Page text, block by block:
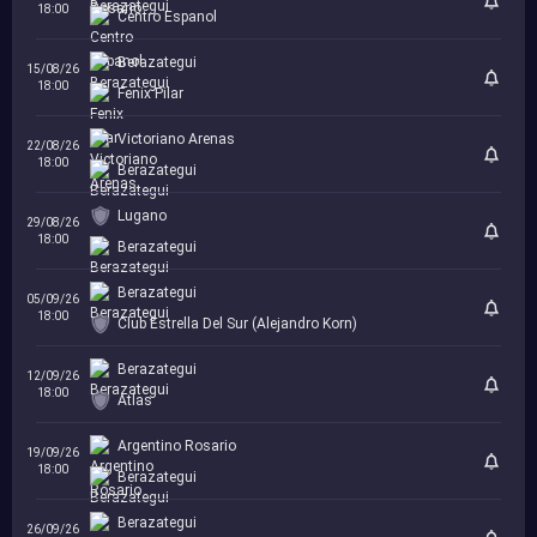
18:00
Centro Espanol
15/08/26
18:00
Berazategui
Fenix Pilar
22/08/26
18:00
Victoriano Arenas
Berazategui
29/08/26
18:00
Lugano
Berazategui
05/09/26
18:00
Berazategui
Club Estrella Del Sur (Alejandro Korn)
12/09/26
18:00
Berazategui
Atlas
19/09/26
18:00
Argentino Rosario
Berazategui
26/09/26 Berazategui